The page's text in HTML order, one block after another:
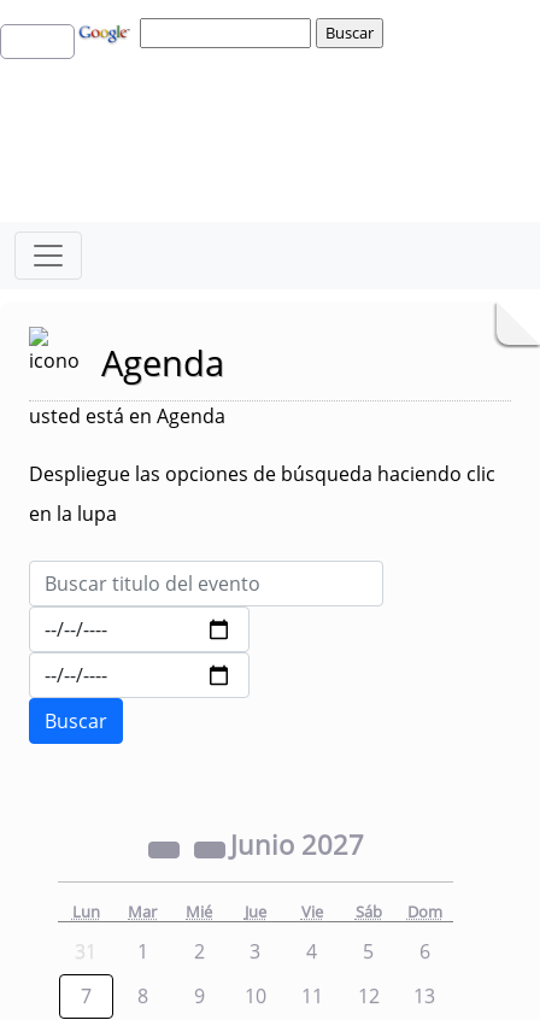
Agenda
usted está en Agenda
Despliegue las opciones de búsqueda haciendo clic
en la lupa
Junio 2027
Lun Mar Mié Jue Vie Sáb Dom
31 1 2 3 4 5
6
7
8 9 10 11 12
13